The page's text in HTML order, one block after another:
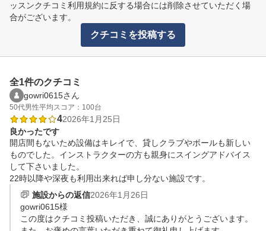
ッスンクチコミ利用規約に反する場合には削除させていただく場
合がございます。
クチコミを投稿する
全1件のクチコミ
gowri0615さん
50代男性平均スコア：100台
42026年1月25日
良かったです
開店間もないため設備はキレイで、貸しクラブやボールも新しい
ものでした。インストラクターの方も親身にスイングアドバイス
して下さいました。
22時以降や深夜も利用出来れば申し分ない施設です。
施設からの返信2026年1月26日
gowri0615様
この度はクチコミ投稿いただき、誠にありがとうございます。